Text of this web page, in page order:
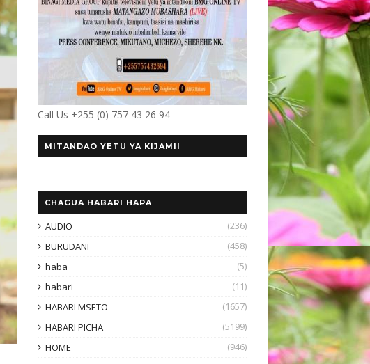
Call Us +255 (0) 757 43 26 94
MITANDAO YETU YA KIJAMII
CHAGUA HABARI HAPA
AUDIO
(236)
BURUDANI
(458)
haba
(5)
habari
(11)
HABARI MSETO
(1657)
HABARI PICHA
(5199)
HOME
(946)